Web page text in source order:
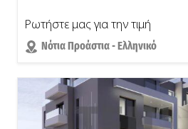
Ρωτήστε μας για την τιμή
Νότια Προάστια - Ελληνικό